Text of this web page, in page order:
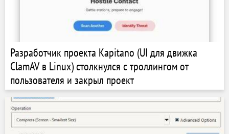
Разработчик проекта Kapitano (UI для движка
ClamAV в Linux) столкнулся с троллингом от
пользователя и закрыл проект